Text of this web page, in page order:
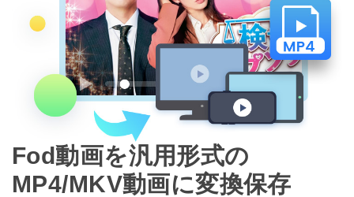
Fod動画を汎用形式の
MP4/MKV動画に変換保存